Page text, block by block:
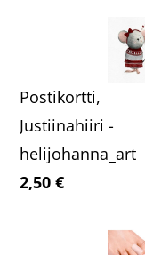
Postikortti,
Justiinahiiri -
helijohanna_art
2,50€